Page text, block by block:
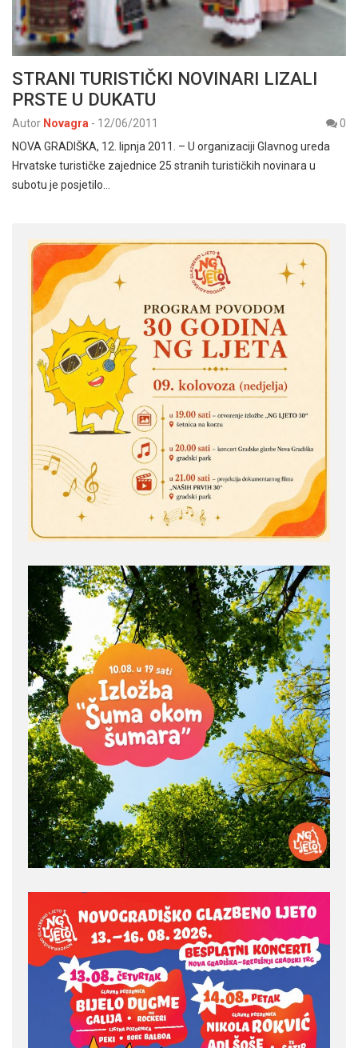
STRANI TURISTIČKI NOVINARI LIZALI
PRSTE U DUKATU
Autor Novagra - 12/06/2011
0
NOVA GRADIŠKA, 12. lipnja 2011. – U organizaciji Glavnog ureda
Hrvatske turističke zajednice 25 stranih turističkih novinara u
subotu je posjetilo…